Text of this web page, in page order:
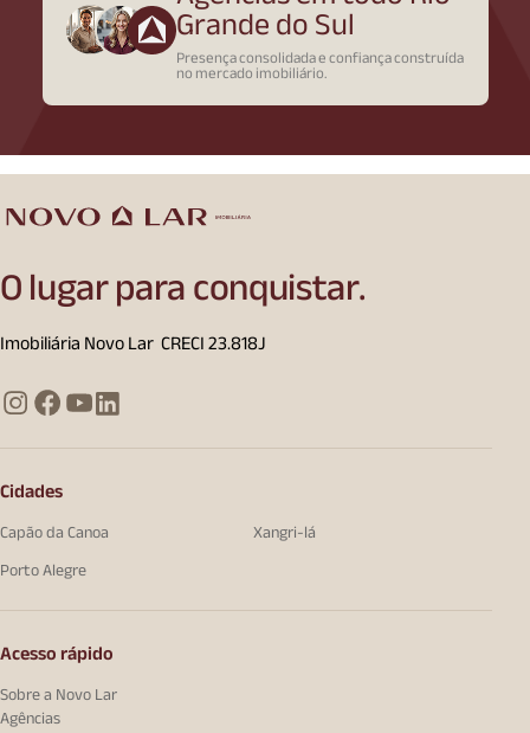
Grande do Sul
Presença consolidada e confiança construída
no mercado imobiliário.
O lugar para conquistar.
Imobiliária Novo Lar CRECI 23.818J
Cidades
Capão da Canoa
Porto Alegre
Xangri-lá
Acesso rápido
Sobre a Novo Lar
Agências